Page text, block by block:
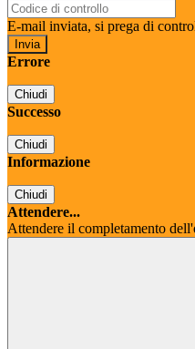
E-mail inviata, si prega di
Errore
Chiudi
Successo
Chiudi
Informazione
Chiudi
Attendere...
Attendere il completamento